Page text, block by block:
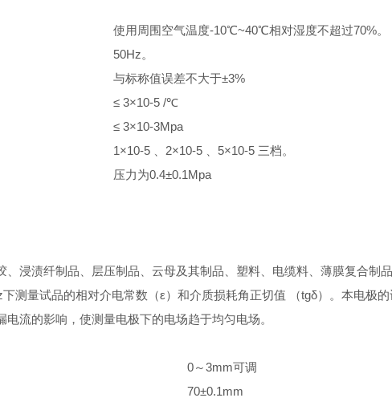
使用周围空气温度-10℃~40℃相对湿度不超过70%。
50Hz。
与标称值误差不大于±3%
≤ 3×10-5 /℃
≤ 3×10-3Mpa
1×10-5 、2×10-5 、5×10-5 三档。
压力为0.4±0.1Mpa
浸渍纤制品、层压制品、云母及其制品、塑料、电缆料、薄膜复合制
测量试品的相对介电常数（ε）和介质损耗角正切值 （tgδ）。本电极的
流的影响，使测量电极下的电场趋于均匀电场。
0～3mm可调
70±0.1mm